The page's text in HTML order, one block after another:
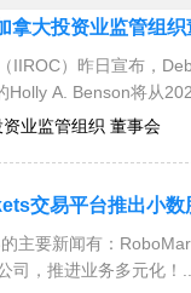
拿大投资业监管组织
IIROC）昨日宣布，
Holly A. Benson将从
业监管组织 董事会
主要新闻有：
司，推进业务多元化！